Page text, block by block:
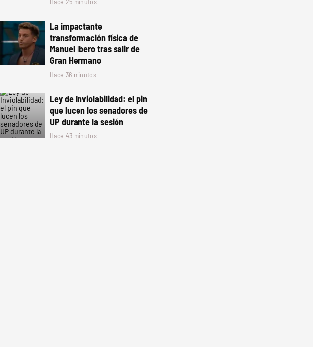
Hace 25 minutos
La impactante
transformación física de
Manuel Ibero tras salir de
Gran Hermano
Hace 36 minutos
Ley de Inviolabilidad: el pin
que lucen los senadores de
UP durante la sesión
Hace 43 minutos